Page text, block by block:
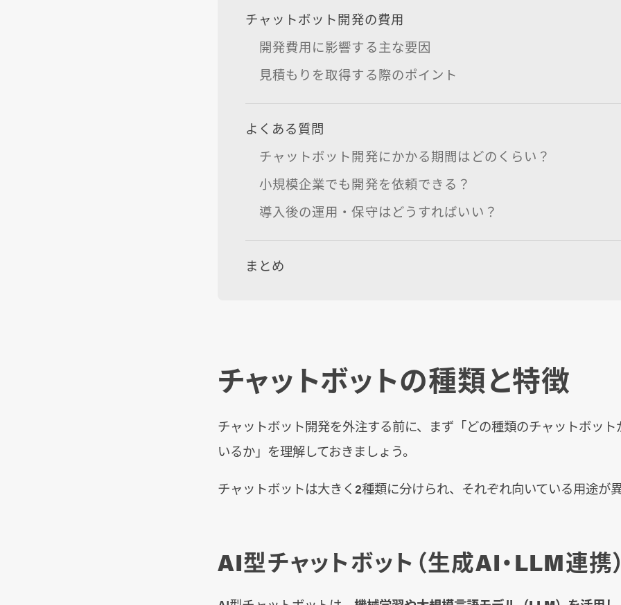
チャットボット開発の費用
開発費用に影響する主な要因
見積もりを取得する際のポイント
よくある質問
チャットボット開発にかかる期間はどのくらい？
小規模企業でも開発を依頼できる？
導入後の運用・保守はどうすればいい？
まとめ
チャットボットの種類と特徴
チャットボット開発を外注する前に、まず「どの種類のチャットボット
いるか」を理解しておきましょう。
チャットボットは大きく2種類に分けられ、それぞれ向いている用途が
AI型チャットボット（生成AI・LLM連携